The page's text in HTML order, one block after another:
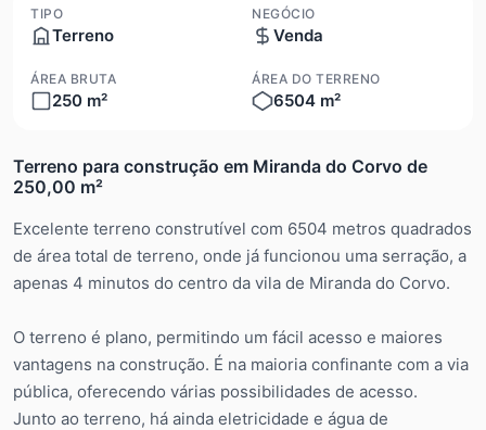
TIPO
Terreno
NEGÓCIO
Venda
ÁREA BRUTA
250 m²
ÁREA DO TERRENO
6504 m²
Terreno para construção em Miranda do Corvo de
250,00 m²
Excelente terreno construtível com 6504 metros quadrados
de área total de terreno, onde já funcionou uma serração, a
apenas 4 minutos do centro da vila de Miranda do Corvo.
O terreno é plano, permitindo um fácil acesso e maiores
vantagens na construção. É na maioria confinante com a via
pública, oferecendo várias possibilidades de acesso.
Junto ao terreno, há ainda eletricidade e água de